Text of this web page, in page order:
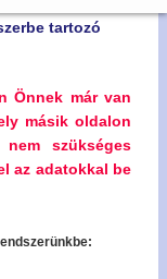
tartozó
Önnek már van
másik oldalon
szükséges
az adatokkal be